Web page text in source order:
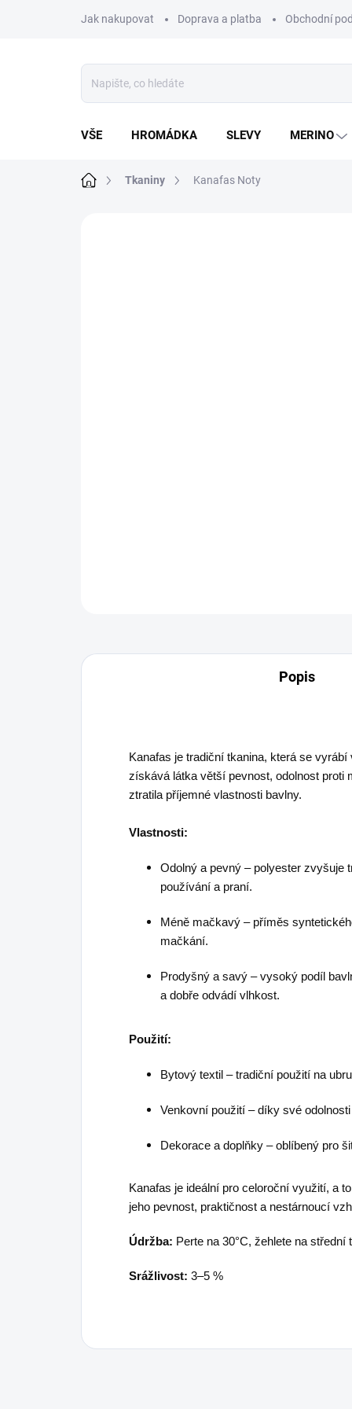
Jak nakupovat Doprava a platba Obchodní
VŠE HROMÁDKA SLEVY MERINO
Domů Tkaniny Kanafas Noty
Popis
Kanafas je tradiční tkanina, která se
získává látka větší pevnost, odolnost proti
ztratila příjemné vlastnosti bavlny.
Vlastnosti:
Odolný a pevný – polyester zvyšuje
používání a praní.
Méně mačkavý – příměs
mačkání.
Prodyšný a savý – vysoký podíl
a dobře odvádí vlhkost.
Použití:
Bytový textil – tradiční použití na
Venkovní použití – díky své
Dekorace a doplňky – oblíbený pro
Kanafas je ideální pro celoroční využití, a
jeho pevnost, praktičnost a nestárnoucí
Údržba: Perte na 30°C, žehlete na
Srážlivost: 3–5 %